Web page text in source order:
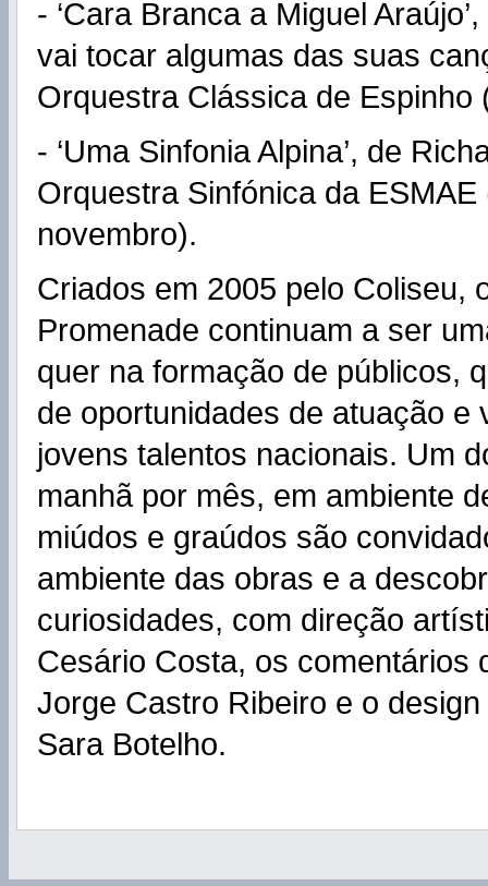
- ‘Cara Branca a Miguel
vai tocar algumas das suas
Orquestra Clássica de Espinho
- ‘Uma Sinfonia Alpina’, de
Orquestra Sinfónica da ESMAE
novembro).
Criados em 2005 pelo Coliseu,
Promenade continuam a ser
quer na formação de públicos,
de oportunidades de atuação e
jovens talentos nacionais. Um
manhã por mês, em ambiente
miúdos e graúdos são
ambiente das obras e a
curiosidades, com direção
Cesário Costa, os comentários
Jorge Castro Ribeiro e o
Sara Botelho.